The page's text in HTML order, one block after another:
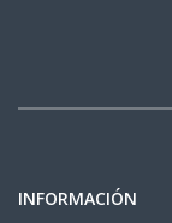
INFORMACIÓN